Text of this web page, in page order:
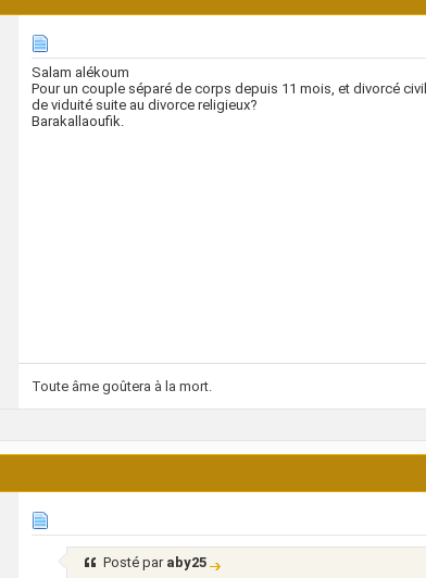
Salam alékoum
Pour un couple séparé de corps depuis 11 mois, et divorcé
de viduité suite au divorce religieux?
Barakallaoufik.
Toute âme goûtera à la mort.
Posté par aby25